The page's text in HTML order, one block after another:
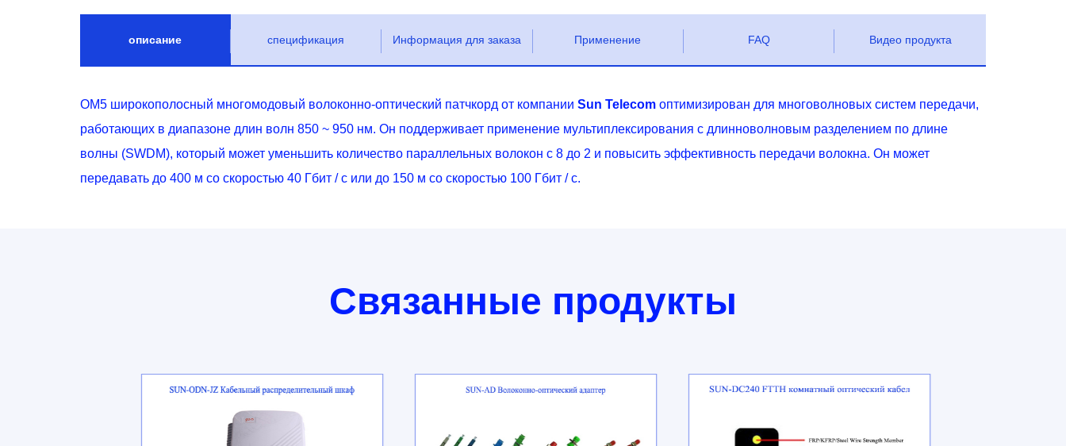
описание спецификация Информация для заказа Применение FAQ Видео продукта
OM5 широкополосный многомодовый волоконно-оптический патчкорд от компании Sun Telecom оптимизирован для многоволновых систем передачи,
работающих в диапазоне длин волн 850 ~ 950 нм. Он поддерживает применение мультиплексирования с длинноволновым разделением по длине
волны (SWDM), который может уменьшить количество параллельных волокон с 8 до 2 и повысить эффективность передачи волокна. Он может
передавать до 400 м со скоростью 40 Гбит / с или до 150 м со скоростью 100 Гбит / с.
Связанные продукты